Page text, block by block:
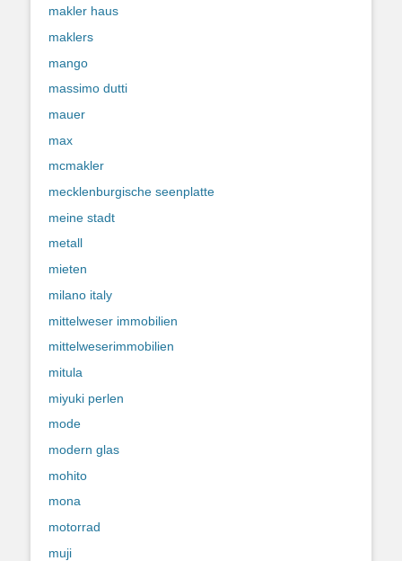
makler haus
maklers
mango
massimo dutti
mauer
max
mcmakler
mecklenburgische seenplatte
meine stadt
metall
mieten
milano italy
mittelweser immobilien
mittelweserimmobilien
mitula
miyuki perlen
mode
modern glas
mohito
mona
motorrad
muji